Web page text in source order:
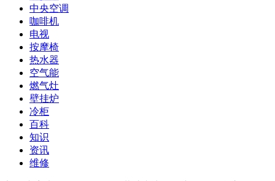
中央空调
咖啡机
电视
按摩椅
热水器
空气能
燃气灶
壁挂炉
冷柜
百科
知识
资讯
维修